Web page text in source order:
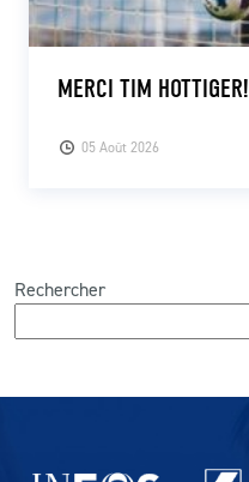
05 Août 2026
MERCI TIM HOTTIGER!
Rechercher
Partenaires du lausanne-Sport